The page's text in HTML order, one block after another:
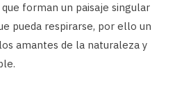
forman un paisaje singular
pueda respirarse, por ello un
amantes de la naturaleza y